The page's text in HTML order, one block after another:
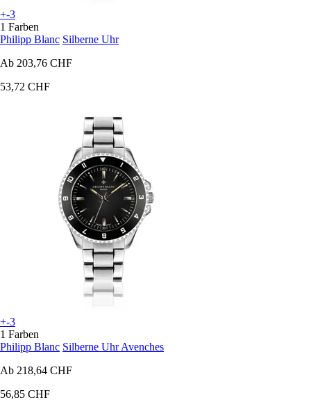
+-3
1 Farben
Philipp Blanc Silberne Uhr
Ab 203,76 CHF
53,72 CHF
+-3
1 Farben
Philipp Blanc Silberne Uhr Avenches
Ab 218,64 CHF
56,85 CHF